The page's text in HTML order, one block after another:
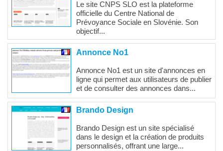
Le site CNPS SLO est la plateforme
officielle du Centre National de
Prévoyance Sociale en Slovénie. Son
objectif...
Annonce No1
Annonce No1 est un site d'annonces en
ligne qui permet aux utilisateurs de publier
et de consulter des annonces dans...
Brando Design
Brando Design est un site spécialisé
dans le design et la création de produits
personnalisés, offrant une large...